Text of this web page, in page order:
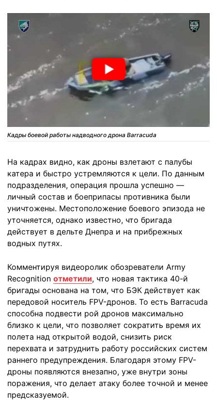
Кадры боевой работы надводного дрона Barracuda
На кадрах видно, как дроны взлетают с палубы
катера и быстро устремляются к цели. По данным
подразделения, операция прошла успешно —
личный состав и боеприпасы противника были
уничтожены. Местоположение боевого эпизода не
уточняется, однако известно, что бригада
действует в дельте Днепра и на прибрежных
водных путях.
Комментируя видеоролик обозреватели Army
Recognition отметили, что новая тактика 40-й
бригады основана на том, что БЭК действует как
передовой носитель FPV-дронов. То есть Barracuda
способна подвести рой дронов максимально
близко к цели, что позволяет сократить время их
полета над открытой водой, снизить риск
перехвата и затруднить работу российских систем
раннего предупреждения. Благодаря этому FPV-
дроны появляются внезапно, уже внутри зоны
поражения, что делает атаку более точной и менее
предсказуемой.